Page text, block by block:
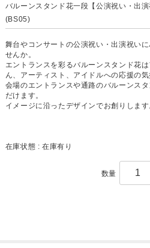
バルーンスタンド花一段【公演祝い・出演
(BS05)
舞台やコンサートの公演祝い・出演祝い
せんか。
エントランスを彩るバルーンスタンド花
ん、アーティスト、アイドルへの応援の気
会場のエントランスや通路のバルーンス
だけます。
イメージに沿ったデザインでお創りします
在庫状態 : 在庫有り
数量